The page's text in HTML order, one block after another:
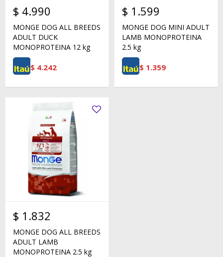
$ 4.990
MONGE DOG ALL BREEDS
ADULT DUCK
MONOPROTEINA 12 kg
$ 4.242
$ 1.599
MONGE DOG MINI ADULT
LAMB MONOPROTEINA
2.5 kg
$ 1.359
$ 1.832
MONGE DOG ALL BREEDS
ADULT LAMB
MONOPROTEINA 2.5 kg